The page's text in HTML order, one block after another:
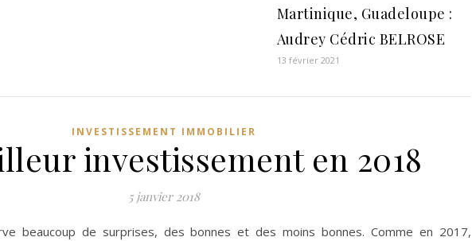
Martinique, Guadeloupe :
Audrey Cédric BELROSE
13 février 2021
INVESTISSEMENT IMMOBILIER
investissement en 2018
5 janvier 2018
beaucoup de surprises, des bonnes et des moins bonnes. Comme en 2017,